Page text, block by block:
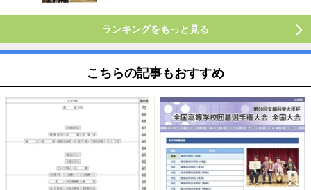
ランキングをもっと見る
こちらの記事もおすすめ